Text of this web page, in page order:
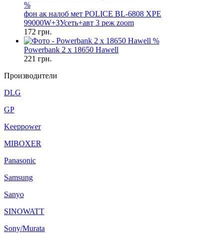
%
фон ак налоб мет POLICE BL-6808 XPE
99000W+ЗУсеть+авт 3 реж zoom
172 грн.
%
Powerbank 2 x 18650 Hawell
221 грн.
Производители
DLG
GP
Keeppower
MIBOXER
Panasonic
Samsung
Sanyo
SINOWATT
Sony/Murata